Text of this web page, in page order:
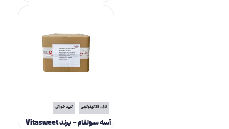
کارتن 25 کیلوگرمی گرید خوراکی
آسه سولفام – برند Vitasweet